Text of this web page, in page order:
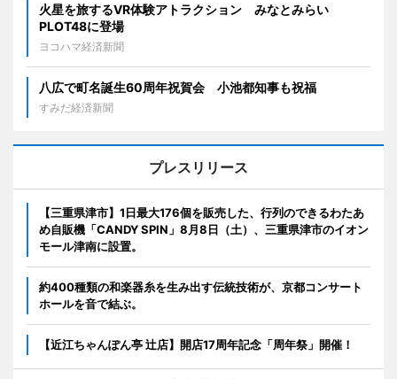
火星を旅するVR体験アトラクション みなとみらい
PLOT48に登場
ヨコハマ経済新聞
八広で町名誕生60周年祝賀会 小池都知事も祝福
すみだ経済新聞
プレスリリース
【三重県津市】1日最大176個を販売した、行列のできるわたあ
め自販機「CANDY SPIN」8月8日（土）、三重県津市のイオン
モール津南に設置。
約400種類の和楽器糸を生み出す伝統技術が、京都コンサート
ホールを音で結ぶ。
【近江ちゃんぽん亭 辻店】開店17周年記念「周年祭」開催！